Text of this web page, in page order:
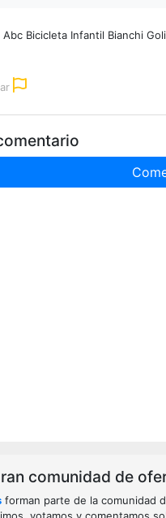
Bicicleta Infantil Bianchi
comunidad de
forman parte de la comunidad